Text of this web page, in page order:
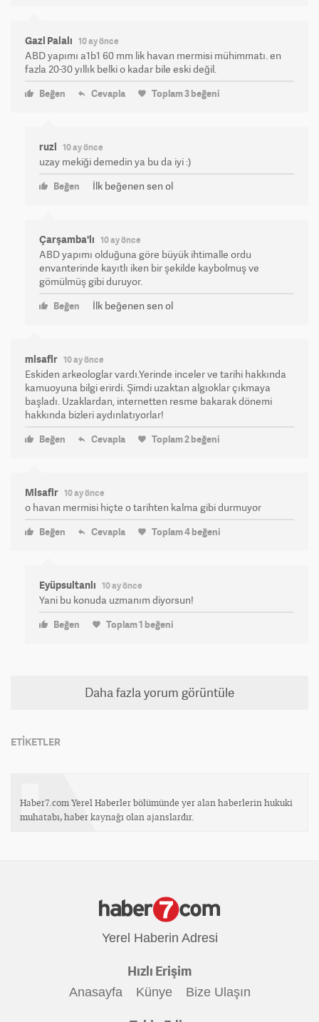
Gazi Palalı 10 ay önce
ABD yapımı a1b1 60 mm lik havan mermisi mühimmatı. en
fazla 20-30 yıllık belki o kadar bile eski değil.
Beğen Cevapla Toplam3beğeni
ruzi 10 ay önce
uzay mekiği demedin ya bu da iyi :)
Beğen İlk beğenen sen ol
Çarşamba'lı 10 ay önce
ABD yapımı olduğuna göre büyük ihtimalle ordu
envanterinde kayıtlı iken bir şekilde kaybolmuş ve
gömülmüş gibi duruyor.
Beğen İlk beğenen sen ol
misafir 10 ay önce
Eskiden arkeologlar vardı.Yerinde inceler ve tarihi hakkında
kamuoyuna bilgi erirdi. Şimdi uzaktan algıoklar çıkmaya
başladı. Uzaklardan, internetten resme bakarak dönemi
hakkında bizleri aydınlatıyorlar!
Beğen Cevapla Toplam2beğeni
Misafir 10 ay önce
o havan mermisi hiçte o tarihten kalma gibi durmuyor
Beğen Cevapla Toplam4beğeni
Eyüpsultanlı 10 ay önce
Yani bu konuda uzmanım diyorsun!
Beğen Toplam1 beğeni
Daha fazla yorum görüntüle
ETİKETLER
Haber7.com Yerel Haberler bölümünde yer alan haberlerin hukuki
muhatabı, haber kaynağı olan ajanslardır.
Yerel Haberin Adresi
Hızlı Erişim
Anasayfa Künye Bize Ulaşın